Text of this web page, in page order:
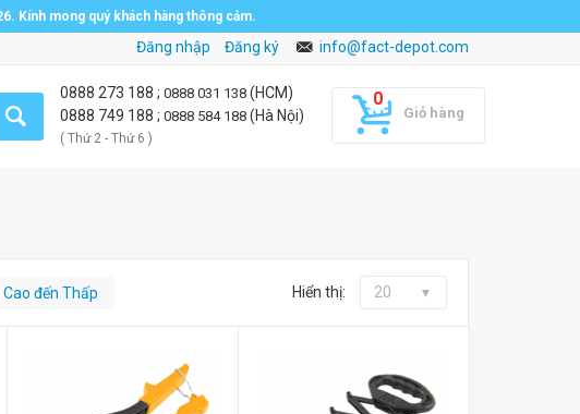
Kính mong quý khách hàng thông cảm.
Đăng nhập Đăng ký info@fact-depot.com
Giỏ hàng
0888 273 188 ; 0888 031 138 (HCM)
0888 749 188 ; 0888 584 188 (Hà Nội)
( Thứ 2 - Thứ 6 )
Hiển thị: 20
Cao đến Thấp